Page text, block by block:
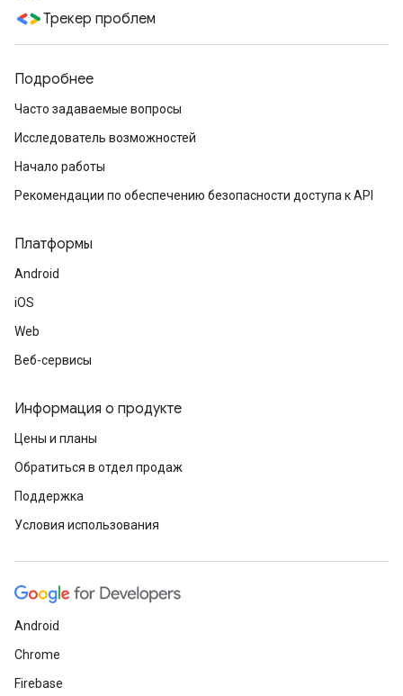
Трекер проблем
Подробнее
Часто задаваемые вопросы
Исследователь возможностей
Начало работы
Рекомендации по обеспечению безопасности доступа к API
Платформы
Android
iOS
Web
Веб-сервисы
Информация о продукте
Цены и планы
Обратиться в отдел продаж
Поддержка
Условия использования
Android
Chrome
Firebase